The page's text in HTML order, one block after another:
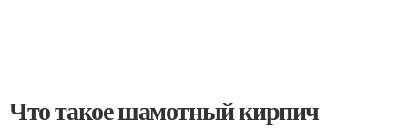
Что такое шамотный кирпич